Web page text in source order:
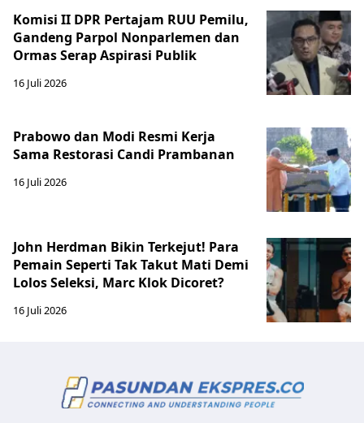
Komisi II DPR Pertajam RUU Pemilu,
Gandeng Parpol Nonparlemen dan
Ormas Serap Aspirasi Publik
16 Juli 2026
Prabowo dan Modi Resmi Kerja
Sama Restorasi Candi Prambanan
16 Juli 2026
John Herdman Bikin Terkejut! Para
Pemain Seperti Tak Takut Mati Demi
Lolos Seleksi, Marc Klok Dicoret?
16 Juli 2026